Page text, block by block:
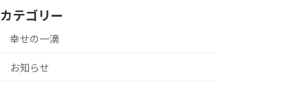
カテゴリー
幸せの一滴
お知らせ